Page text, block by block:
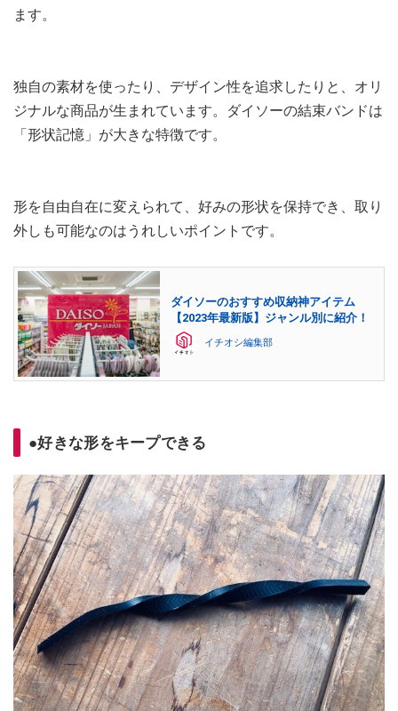
ます。
独自の素材を使ったり、デザイン性を追求したりと、オリ
ジナルな商品が生まれています。ダイソーの結束バンドは
「形状記憶」が大きな特徴です。
形を自由自在に変えられて、好みの形状を保持でき、取り
外しも可能なのはうれしいポイントです。
ダイソーのおすすめ収納神アイテム
【2023年最新版】ジャンル別に紹介！
イチオシ編集部
●好きな形をキープできる